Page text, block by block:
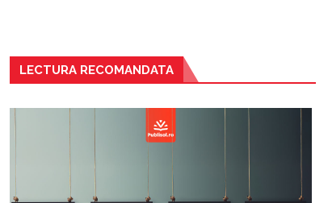
LECTURA RECOMANDATA